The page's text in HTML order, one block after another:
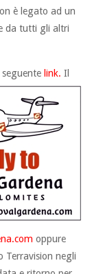
è legato ad un
da tutti gli altri
link. Il
oppure
Terravision negli